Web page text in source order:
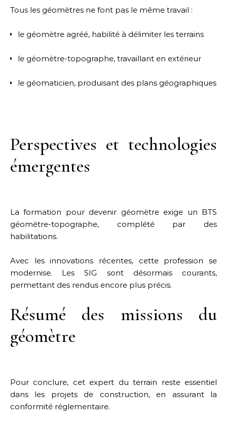
Tous les géomètres ne font pas le même travail :
le géomètre agréé, habilité à délimiter les terrains
le géomètre-topographe, travaillant en extérieur
le géomaticien, produisant des plans géographiques
Perspectives et technologies
émergentes
La formation pour devenir géomètre exige un BTS
géomètre-topographe, complété par des
habilitations.
Avec les innovations récentes, cette profession se
modernise. Les SIG sont désormais courants,
permettant des rendus encore plus précis.
Résumé des missions du
géomètre
Pour conclure, cet expert du terrain reste essentiel
dans les projets de construction, en assurant la
conformité réglementaire.